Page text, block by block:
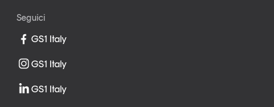
Seguici
GS1 Italy
GS1 Italy
GS1 Italy